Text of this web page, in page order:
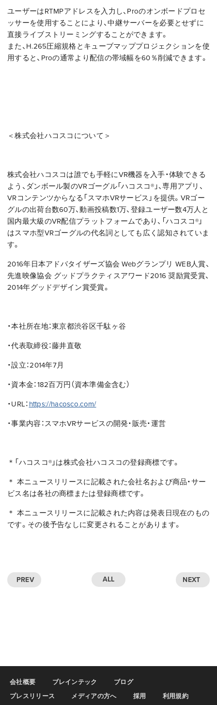
ユーザーはRTMPアドレスを入力し、Proのオンボードプロセ
ッサーを使用することにより、中継サーバーを必要とせずに
直接ライブストリーミングすることができます。
また、H.265圧縮規格とキューブマッププロジェクションを使
用すると、Proの通常より配信の帯域幅を60％削減できます。
＜株式会社ハコスコについて＞
株式会社ハコスコは誰でも手軽にVR機器を入手・体験できる
よう、ダンボール製のVRゴーグル「ハコスコ® 」、専用アプリ、
VRコンテンツからなる「スマホVRサービス」を提供。VRゴー
グルの出荷台数60万、動画投稿数1万、登録ユーザー数4万人と
国内最大級のVR配信プラットフォームであり、「ハコスコ® 」
はスマホ型VRゴーグルの代名詞としても広く認知されていま
す。
2016年日本アドバタイザーズ協会 Webグランプリ WEB人賞、
先進映像協会 グッドプラクティスアワード2016 奨励賞受賞、
2014年グッドデザイン賞受賞。
・本社所在地：東京都渋谷区千駄ヶ谷
・代表取締役：藤井直敬
・設立：2014年7月
・資本金：182百万円（資本準備金含む）
・URL： https://hacosco.com/
・事業内容：スマホVRサービスの開発・販売・運営
＊「ハコスコ®」は株式会社ハコスコの登録商標です。
＊ 本ニュースリリースに記載された会社名および商品・サー
ビス名は各社の商標または登録商標です。
＊ 本ニュースリリースに記載された内容は発表日現在のもの
です。その後予告なしに変更されることがあります。
PREV ALL NEXT
会社概要 ブレインテック
ブログ
プレスリリース
メディアの方へ 採用 利用規約